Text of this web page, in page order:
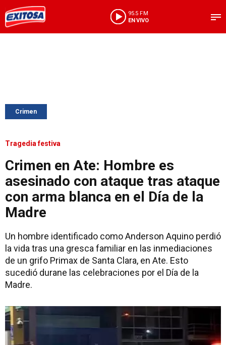
95.5 FM
EN VIVO
Crimen
Tragedia festiva
Crimen en Ate: Hombre es
asesinado con ataque tras ataque
con arma blanca en el Día de la
Madre
Un hombre identificado como Anderson Aquino perdió
la vida tras una gresca familiar en las inmediaciones
de un grifo Primax de Santa Clara, en Ate. Esto
sucedió durane las celebraciones por el Día de la
Madre.